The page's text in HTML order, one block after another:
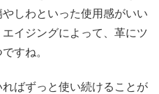
しわといった使用感がいい
イジングによって、革にツ
すね。
ばずっと使い続けることが